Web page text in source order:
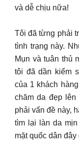
và dễ chịu nữa!
Tôi đã từng phải
tình trạng này.
Mụn và tuân thủ
tôi đã dần kiểm
của 1 khách
chăm da đẹp lên
phải vấn đề này,
tìm lại làn da
mặt quốc dân